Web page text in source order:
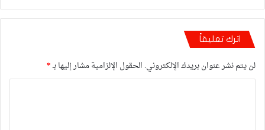
اترك تعليقاً
لن يتم نشر عنوان بريدك الإلكتروني. الحقول الإلزامية مشار إليها بـ*